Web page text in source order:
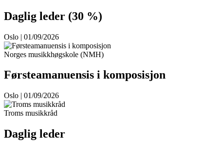
Daglig leder (30 %)
Oslo | 01/09/2026
Norges musikkhøgskole (NMH)
Førsteamanuensis i komposisjon
Oslo | 01/09/2026
Troms musikkråd
Daglig leder